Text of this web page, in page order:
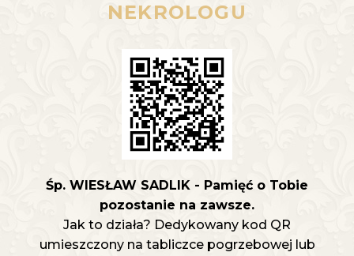
NEKROLOGU
Śp. WIESŁAW SADLIK - Pamięć o Tobie
pozostanie na zawsze.
Jak to działa? Dedykowany kod QR
umieszczony na tabliczce pogrzebowej lub